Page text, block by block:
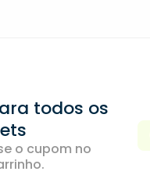
todos os
o cupom no